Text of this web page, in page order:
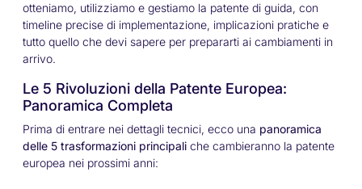
otteniamo, utilizziamo e gestiamo la patente di guida, con
timeline precise di implementazione, implicazioni pratiche e
tutto quello che devi sapere per prepararti ai cambiamenti in
arrivo.
Le 5 Rivoluzioni della Patente Europea:
Panoramica Completa
Prima di entrare nei dettagli tecnici, ecco una panoramica
delle 5 trasformazioni principali che cambieranno la patente
europea nei prossimi anni: